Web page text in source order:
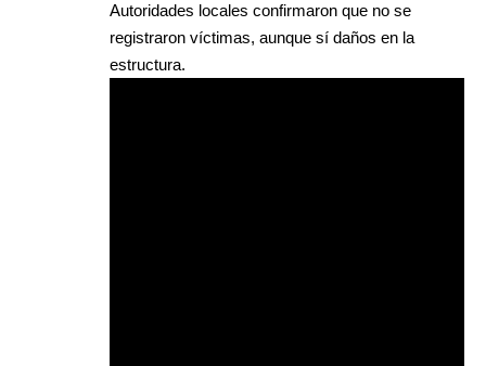
Autoridades locales confirmaron que no se
registraron víctimas, aunque sí daños en la
estructura.